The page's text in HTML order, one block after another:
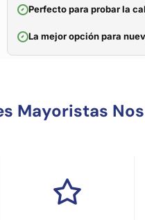
Perfecto para probar la
La mejor opción para
Mayoristas